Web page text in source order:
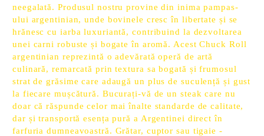
neegalată. Produsul nostru provine din inima pampas-
ului argentinian, unde bovinele cresc în libertate și se
hrănesc cu iarba luxuriantă, contribuind la dezvoltarea
unei carni robuste și bogate în aromă. Acest Chuck Roll
argentinian reprezintă o adevărată operă de artă
culinară, remarcată prin textura sa bogată și frumosul
strat de grăsime care adaugă un plus de suculență și gust
la fiecare mușcătură. Bucurați-vă de un steak care nu
doar că răspunde celor mai înalte standarde de calitate,
dar și transportă esența pură a Argentinei direct în
farfuria dumneavoastră. Grătar, cuptor sau tigaie -